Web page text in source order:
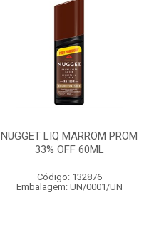
NUGGET LIQ MARROM PROM
33% OFF 60ML
Código: 132876
Embalagem: UN/0001/UN